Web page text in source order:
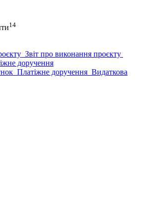
14
Звіт про виконання проєкту
доручення
Платіжне доручення Видаткова